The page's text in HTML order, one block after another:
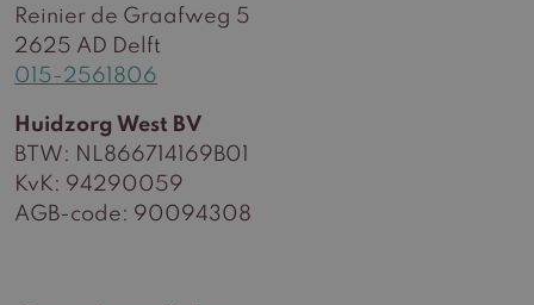
Reinier de Graafweg 5
2625 AD Delft
015-2561806
Huidzorg West BV
BTW: NL866714169B01
KvK: 94290059
AGB-code: 90094308